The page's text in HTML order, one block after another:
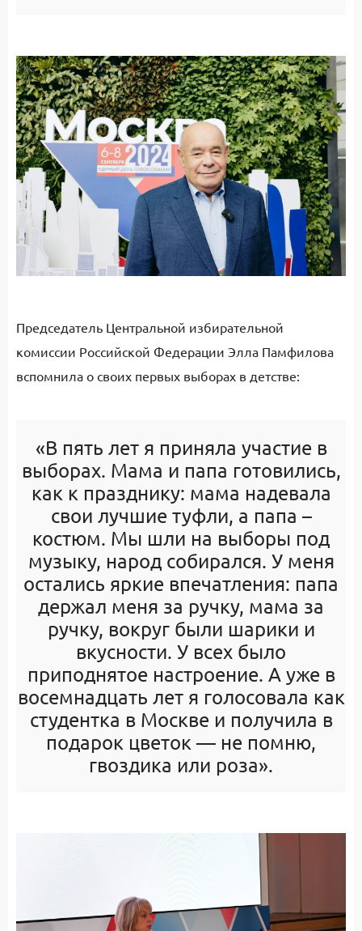
Председатель Центральной избирательной
комиссии Российской Федерации Элла Памфилова
вспомнила о своих первых выборах в детстве:
«В пять лет я приняла участие в
выборах. Мама и папа готовились,
как к празднику: мама надевала
свои лучшие туфли, а папа –
костюм. Мы шли на выборы под
музыку, народ собирался. У меня
остались яркие впечатления: папа
держал меня за ручку, мама за
ручку, вокруг были шарики и
вкусности. У всех было
приподнятое настроение. А уже в
восемнадцать лет я голосовала как
студентка в Москве и получила в
подарок цветок — не помню,
гвоздика или роза».